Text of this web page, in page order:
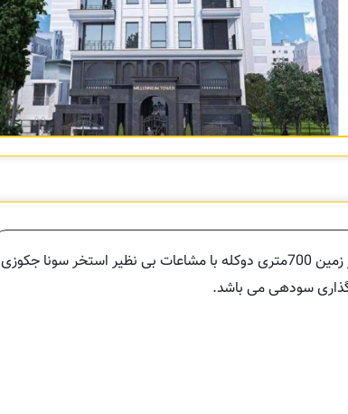
در جستجوی پیش خرید آپارتمان ساحلی در نوار ساحلی سرخرود هستید ! این پیش فروش بامتراژ زمین 700متری دوکله با مشاعات بی نظیر استخر سونا جکوزی